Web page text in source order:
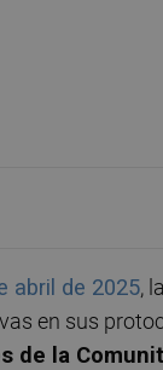
abril de 2025,
en sus
de la